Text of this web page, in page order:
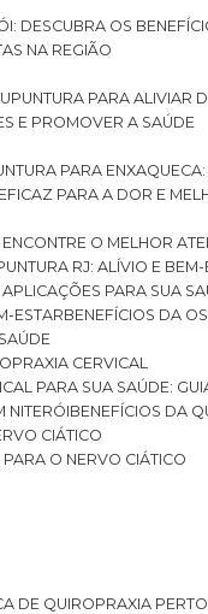
DESCUBRA OS
NA REGIÃO
PARA ALIVIAR
E PROMOVER A SAÚDE
PARA
PARA A DOR E
ENCONTRE O MELHOR
RJ: ALÍVIO E
APLICAÇÕES PARA SUA
ESTAR
BENEFÍCIOS DA
CERVICAL
PARA SUA SAÚDE:
NITERÓI
BENEFÍCIOS DA
CIÁTICO
PARA O NERVO CIÁTICO
DE QUIROPRAXIA